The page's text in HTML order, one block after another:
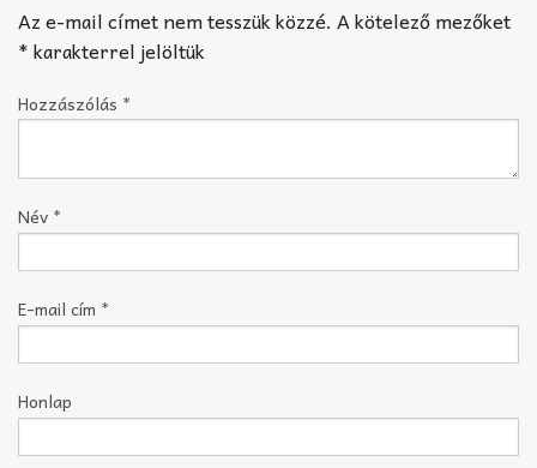
Az e-mail címet nem tesszük közzé. A kötelező mezőket
*karakterrel jelöltük
Hozzászólás *
Név *
E-mail cím *
Honlap